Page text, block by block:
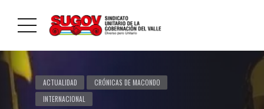
ACTUALIDAD
CRÓNICAS DE MACONDO
INTERNACIONAL